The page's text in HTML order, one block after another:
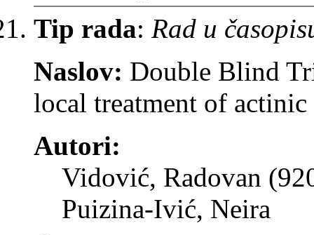
Tip rada: Rad u
Naslov: Double Blind
local treatment of actinic
Autori:
Vidović, Radovan
Puizina-Ivić, Neira